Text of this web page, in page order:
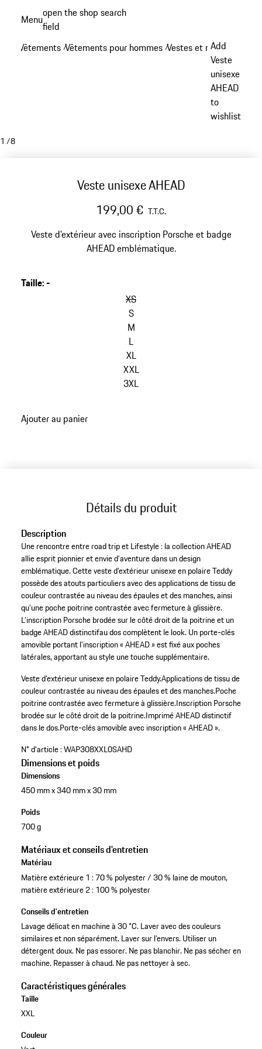
principal
Menuopen the shop search
field
Vêtements /Vêtements pour hommes /Vestes et manteaux
Add
Veste
unisexe
AHEAD
to
wishlist
1 /8
Veste unisexe AHEAD
199,00 € T.T.C.
Veste d’extérieur avec inscription Porsche et badge
AHEAD emblématique.
Taille:-
XS
S
M
L
XL
XXL
3XL
aux
Ajouter au panier
Détails du produit
Description
Une rencontre entre road trip et Lifestyle : la collection AHEAD
allie esprit pionnier et envie d’aventure dans un design
emblématique. Cette veste d’extérieur unisexe en polaire Teddy
possède des atouts particuliers avec des applications de tissu de
couleur contrastée au niveau des épaules et des manches, ainsi
qu’une poche poitrine contrastée avec fermeture à glissière.
L’inscription Porsche brodée sur le côté droit de la poitrine et un
badge AHEAD distinctifau dos complètent le look. Un porte-clés
amovible portant l’inscription « AHEAD » est fixé aux poches
latérales, apportant au style une touche supplémentaire.
Veste d’extérieur unisexe en polaire Teddy.Applications de tissu de
couleur contrastée au niveau des épaules et des manches.Poche
poitrine contrastée avec fermeture à glissière.Inscription Porsche
brodée sur le côté droit de la poitrine.Imprimé AHEAD distinctif
dans le dos.Porte-clés amovible avec inscription « AHEAD ».
N° d'article :WAP308XXL0SAHD
Dimensions et poids
Dimensions
450 mm x 340 mm x 30 mm
Poids
700 g
Matériaux et conseils d'entretien
Matériau
Matière extérieure 1 : 70 % polyester / 30 % laine de mouton,
matière extérieure 2 : 100 % polyester
Conseils d'entretien
Lavage délicat en machine à 30 °C. Laver avec des couleurs
similaires et non séparément. Laver sur l’envers. Utiliser un
détergent doux. Ne pas essorer. Ne pas blanchir. Ne pas sécher en
machine. Repasser à chaud. Ne pas nettoyer à sec.
Caractéristiques générales
Taille
XXL
Couleur